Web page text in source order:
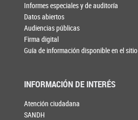
Informes especiales y de auditoría
Datos abiertos
Audiencias públicas
Firma digital
Guía de información disponible en el sitio
INFORMACIÓN DE INTERÉS
Atención ciudadana
SANDH